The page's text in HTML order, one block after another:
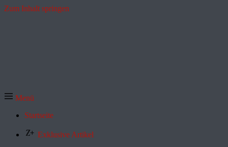
Zum Inhalt springen
Menü
Startseite
Exklusive Artikel